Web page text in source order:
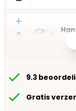
Aantal
9.3
Gratis